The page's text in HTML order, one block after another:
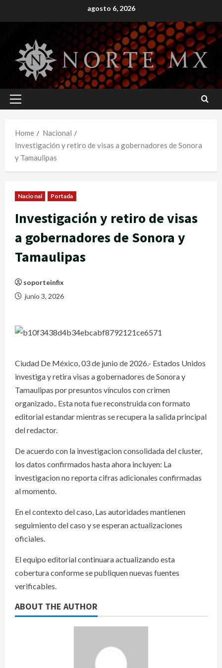
to
agosto 6, 2026
Primary
Home
Nacional
Investigación y retiro de visas a gobernadores de Sonora
y Tamaulipas
Nacional Portada
Investigación y retiro de visas
a gobernadores de Sonora y
Tamaulipas
soporteinfix
junio 3, 2026
Ciudad De México, 03 de junio de 2026.- Estados Unidos
investiga y retira visas a gobernadores de Sonora y
Tamaulipas por presuntos vínculos con crimen
organizado.. Esta nota fue reconstruida con formato
editorial estandar mientras se recupera la salida principal
del redactor.
De acuerdo con la investigacion consolidada del cluster,
los datos confirmados hasta ahora incluyen: La
investigacion no reporta cifras adicionales confirmadas
al momento.
En el contexto del caso, Las autoridades mantienen
seguimiento del caso y se esperan actualizaciones
oficiales.
El equipo editorial continuara actualizando esta
cobertura conforme se publiquen nuevas fuentes
verificables.
ABOUT THE AUTHOR